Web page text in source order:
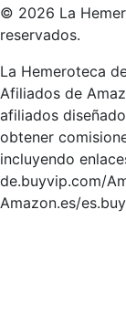
© 2026 La
reservados.
La Hemeroteca
Afiliados de
afiliados
obtener
incluyendo
de.buyvip.com/
Amazon.es/